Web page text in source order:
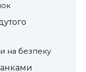
на безпеку